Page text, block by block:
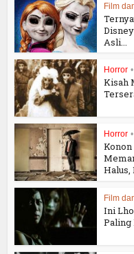
Film
Asli...
Horror •
Kisah
Horror •
Konon
Halus,
Film
Ini
Paling